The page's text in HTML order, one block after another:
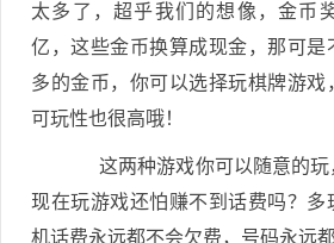
太多了，超乎我们的想像，金币
亿，这些金币换算成现金，那可是
多的金币，你可以选择玩棋牌游戏
可玩性也很高哦！
这两种游戏你可以随意的玩
现在玩游戏还怕赚不到话费吗？多
机话费永远都不会欠费，号码永远都